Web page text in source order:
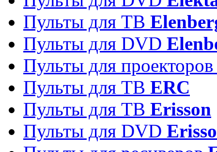
Пульты для ТВ
Пульты для DVD
Пульты для
Пульты для ТВ ERC
Пульты для ТВ Erisson
Пульты для DVD